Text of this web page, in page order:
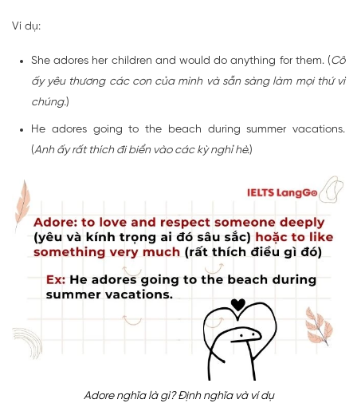
Ví dụ:
She adores her children and would do anything for them. (Cô
ấy yêu thương các con của mình và sẵn sàng làm mọi thứ vì
chúng.)
He adores going to the beach during summer vacations.
(Anh ấy rất thích đi biển vào các kỳ nghỉ hè.)
Adore nghĩa là gì? Định nghĩa và ví dụ